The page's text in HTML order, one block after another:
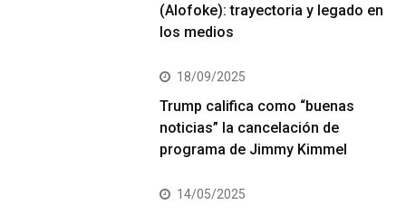
(Alofoke): trayectoria y legado en
los medios
18/09/2025
Trump califica como “buenas
noticias” la cancelación de
programa de Jimmy Kimmel
14/05/2025